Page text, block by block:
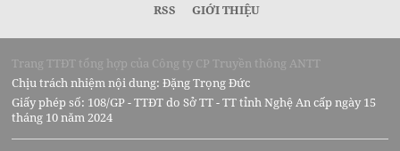
RSS GIỚI THIỆU
Trang TTĐT tổng hợp của Công ty CP Truyền thông ANTT
Chịu trách nhiệm nội dung: Đặng Trọng Đức
Giấy phép số: 108/GP - TTĐT do Sở TT - TT tỉnh Nghệ An cấp ngày 15
tháng 10 năm 2024